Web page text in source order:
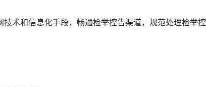
和信息化手段，畅通检举控告渠道，规范处理检举控